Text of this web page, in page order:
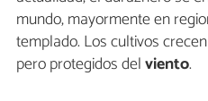
mundo, mayormente en
templado. Los cultivos
pero protegidos delviento.